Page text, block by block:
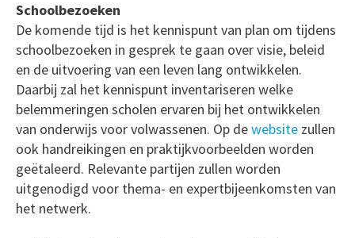
Schoolbezoeken
De komende tijd is het kennispunt van plan om tijdens
schoolbezoeken in gesprek te gaan over visie, beleid
en de uitvoering van een leven lang ontwikkelen.
Daarbij zal het kennispunt inventariseren welke
belemmeringen scholen ervaren bij het ontwikkelen
van onderwijs voor volwassenen. Op dewebsite zullen
ook handreikingen en praktijkvoorbeelden worden
geëtaleerd. Relevante partijen zullen worden
uitgenodigd voor thema- en expertbijeenkomsten van
het netwerk.